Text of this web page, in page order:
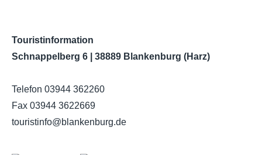
Touristinformation
Schnappelberg 6 | 38889 Blankenburg (Harz)
Telefon 03944 362260
Fax 03944 3622669
touristinfo@blankenburg.de